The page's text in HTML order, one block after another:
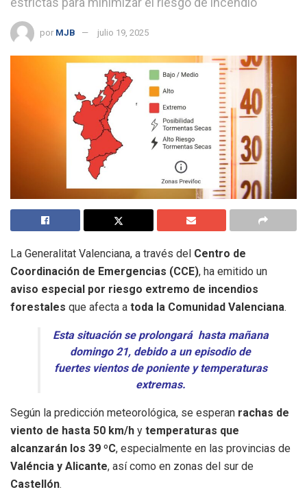
por MJB julio 19, 2025
La Generalitat Valenciana, a través del Centro de
Coordinación de Emergencias (CCE), ha emitido un
aviso especial por riesgo extremo de incendios
forestales que afecta a toda la Comunidad Valenciana.
Esta situación se prolongará hasta mañana
domingo 21, debido a un episodio de
fuertes vientos de poniente y temperaturas
extremas.
Según la predicción meteorológica, se esperan rachas de
viento de hasta 50 km/h y temperaturas que
alcanzarán los 39 ºC, especialmente en las provincias de
Valéncia y Alicante, así como en zonas del sur de
Castellón.